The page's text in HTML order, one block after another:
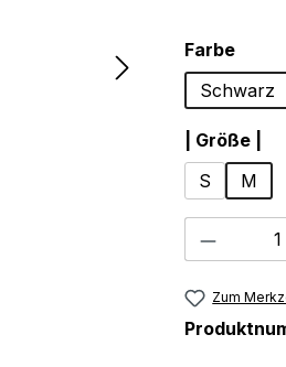
Farbe
Schwarz
| Größe |
S
M
Zum